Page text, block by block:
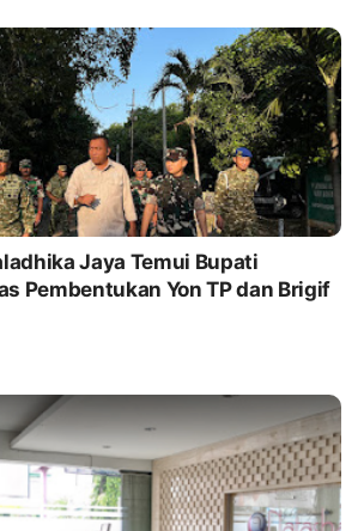
Jaya Temui Bupati
Pembentukan Yon TP dan Brigif